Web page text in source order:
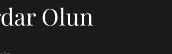
Olun